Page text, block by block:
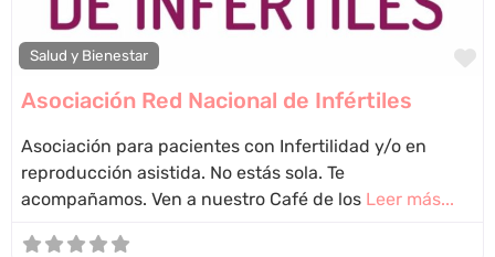
Salud y Bienestar
Asociación Red Nacional de Infértiles
Asociación para pacientes con Infertilidad y/o en
reproducción asistida. No estás sola. Te
acompañamos. Ven a nuestro Café de los Leer más...